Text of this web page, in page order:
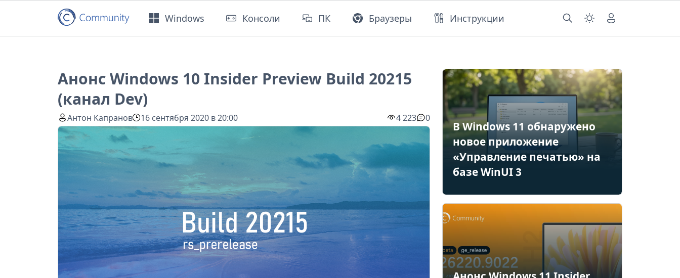
Windows Консоли ПК Браузеры Инструкции
Анонс Windows 10 Insider Preview Build 20215
(канал Dev)
Антон Капранов 16 сентября 2020 в 20:00 4 223 0
В Windows 11 обнаружено
новое приложение
«Управление печатью» на
базе WinUI 3